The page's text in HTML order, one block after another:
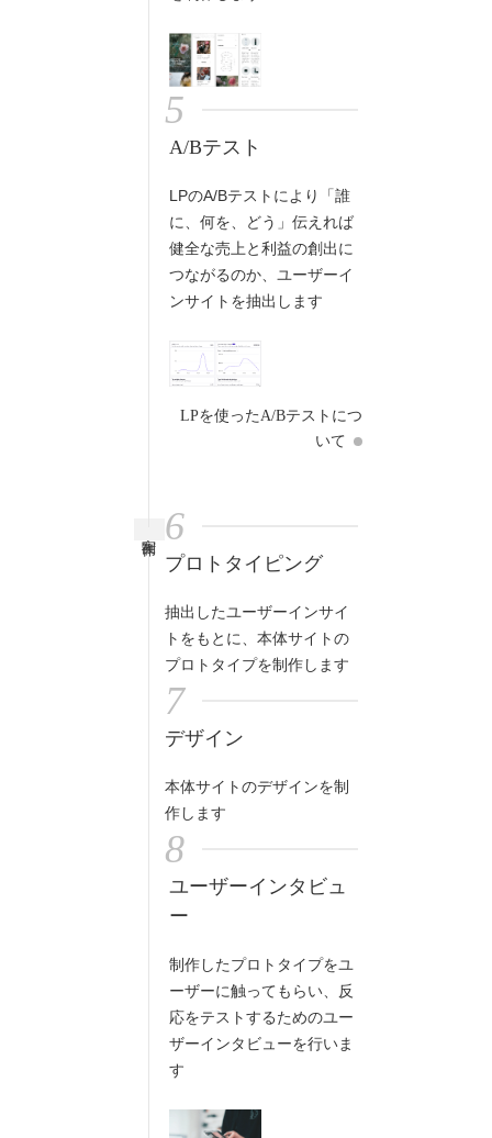
5
A/Bテスト
LPのA/Bテストにより「誰
に、何を、どう」伝えれば
健全な売上と利益の創出に
つながるのか、ユーザーイ
ンサイトを抽出します
LPを使ったA/Bテストにつ
いて
6
プロトタイピング
抽出したユーザーインサイ
トをもとに、本体サイトの
プロトタイプを制作します
7
デザイン
本体サイトのデザインを制
作します
8
ユーザーインタビュ
ー
制作したプロトタイプをユ
ーザーに触ってもらい、反
応をテストするためのユー
ザーインタビューを行いま
す